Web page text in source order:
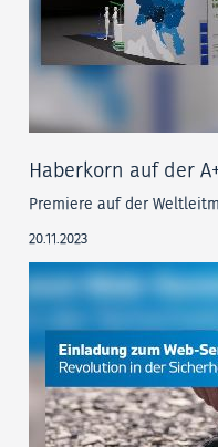
Haberkorn auf der
Premiere auf der
20.11.2023